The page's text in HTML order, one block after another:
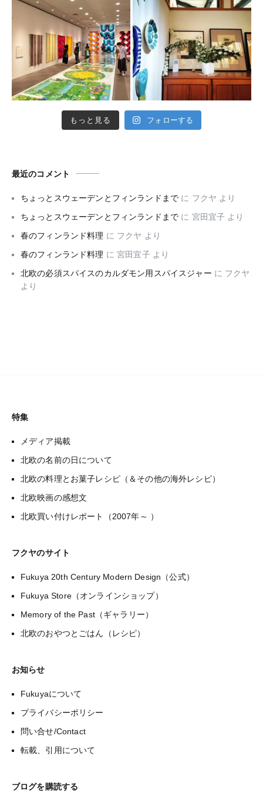
もっと見る フォローする
最近のコメント
ちょっとスウェーデンとフィンランドまで に フクヤ より
ちょっとスウェーデンとフィンランドまで に 宮田宜子 より
春のフィンランド料理 に フクヤ より
春のフィンランド料理 に宮田宜子 より
北欧の必須スパイスのカルダモン用スパイスジャー に フクヤ
より
特集
メディア掲載
北欧の名前の日について
北欧の料理とお菓子レシピ（＆その他の海外レシピ）
北欧映画の感想文
北欧買い付けレポート（2007年～ ）
フクヤのサイト
Fukuya 20th Century Modern Design（公式）
Fukuya Store（オンラインショップ）
Memory of the Past（ギャラリー）
北欧のおやつとごはん（レシピ）
お知らせ
Fukuyaについて
プライバシーポリシー
問い合せ/Contact
転載、引用について
ブログを購読する